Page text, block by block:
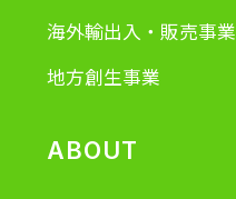
海外輸出入・販売事業
地方創生事業
ABOUT